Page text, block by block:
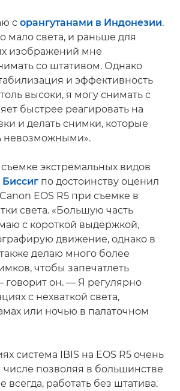
с орангутанами в Индонезии.
мало света, и раньше для
изображений мне
со штативом. Однако
и эффективность
высоки, я могу снимать с
быстрее реагировать на
и делать снимки, которые
невозможными».
экстремальных видов
по достоинству оценил
EOS R5 при съемке в
света. «Большую часть
с короткой выдержкой,
движение, однако в
делаю много более
чтобы запечатлеть
говорит он. — Я регулярно
с нехваткой света,
или ночью в палаточном
система IBIS на EOS R5 очень
числе позволяя в большинстве
всегда, работать без штатива.